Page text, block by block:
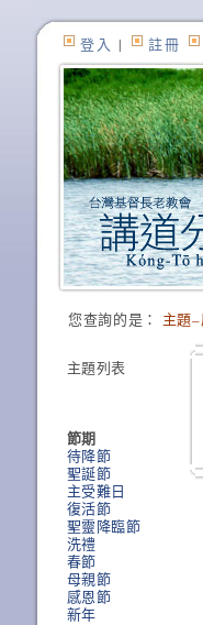
登入 | 註冊
您查詢的是： 主題
主題列表
節期
待降節
聖誕節
主受難日
復活節
聖靈降臨節
洗禮
春節
母親節
感恩節
新年